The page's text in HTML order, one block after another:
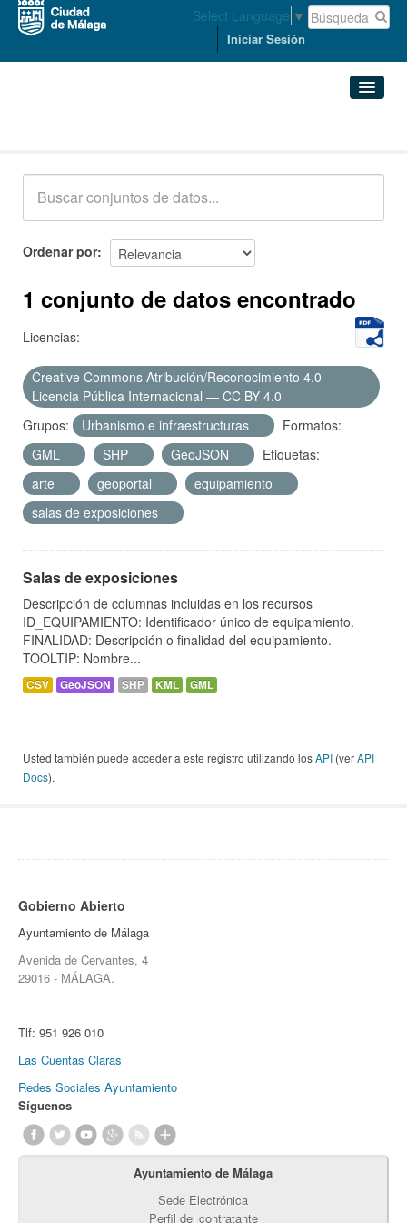
Select Language ▼
Iniciar Sesión
Acerca de
Ordenar por
1 conjunto de datos encontrado
Licencias:
Creative Commons Atribución/Reconocimiento 4.0
Licencia Pública Internacional — CC BY 4.0
Grupos:
Urbanismo e infraestructuras
Formatos:
GML
SHP GeoJSON
Etiquetas:
arte
geoportal
equipamiento
salas de exposiciones
Salas de exposiciones
Descripción de columnas incluidas en los recursos
ID_EQUIPAMIENTO: Identificador único de equipamiento.
FINALIDAD: Descripción o finalidad del equipamiento.
TOOLTIP: Nombre...
CSV GeoJSON SHP KML GML
Usted también puede acceder a este registro utilizando losAPI (verAPI
Docs).
Gobierno Abierto
Ayuntamiento de Málaga
Avenida de Cervantes, 4
29016 - MÁLAGA.
Tlf: 951 926 010
Las Cuentas Claras
Redes Sociales Ayuntamiento
Síguenos
Ayuntamiento de Málaga
Sede Electrónica
Perfil del contratante